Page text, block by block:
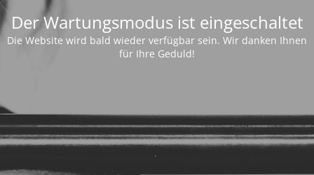
Der Wartungsmodus ist eingeschaltet
Die Website wird bald wieder verfügbar sein. Wir danken Ihnen
für Ihre Geduld!